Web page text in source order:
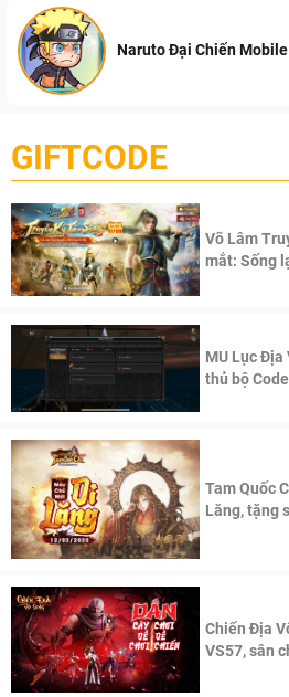
Naruto Đại Chiến Mobile
GIFTCODE
Võ Lâm
mắt: Sống
MU Lục Địa
thủ bộ
Tam Quốc
Lăng, tặng
Chiến Địa
VS57, sân